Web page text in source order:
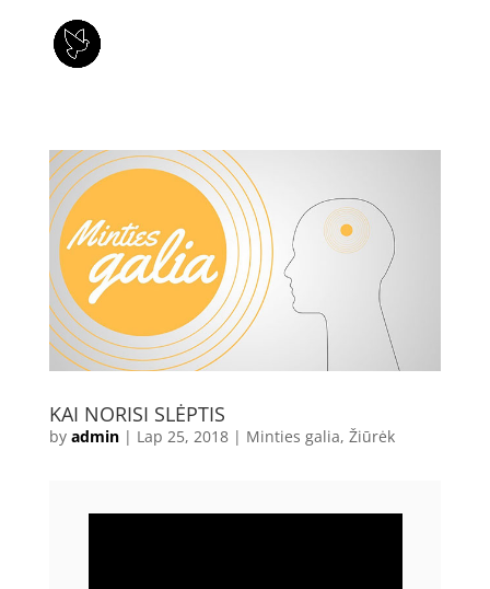
KAI NORISI SLĖPTIS
by admin| Lap 25, 2018| Minties galia, Žiūrėk